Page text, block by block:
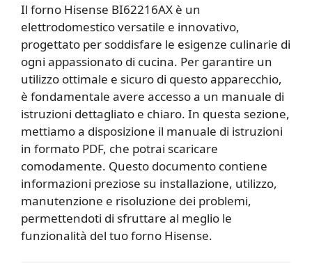
Il forno Hisense BI62216AX è un
elettrodomestico versatile e innovativo,
progettato per soddisfare le esigenze culinarie di
ogni appassionato di cucina. Per garantire un
utilizzo ottimale e sicuro di questo apparecchio,
è fondamentale avere accesso a un manuale di
istruzioni dettagliato e chiaro. In questa sezione,
mettiamo a disposizione il manuale di istruzioni
in formato PDF, che potrai scaricare
comodamente. Questo documento contiene
informazioni preziose su installazione, utilizzo,
manutenzione e risoluzione dei problemi,
permettendoti di sfruttare al meglio le
funzionalità del tuo forno Hisense.